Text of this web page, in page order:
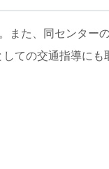
た、同センター
ての交通指導にも